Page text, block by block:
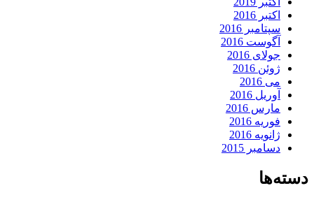
اکتبر 2016
سپتامبر 2016
آگوست 2016
جولای 2016
ژوئن 2016
می 2016
آوریل 2016
مارس 2016
فوریه 2016
ژانویه 2016
دسامبر 2015
دسته‌ها